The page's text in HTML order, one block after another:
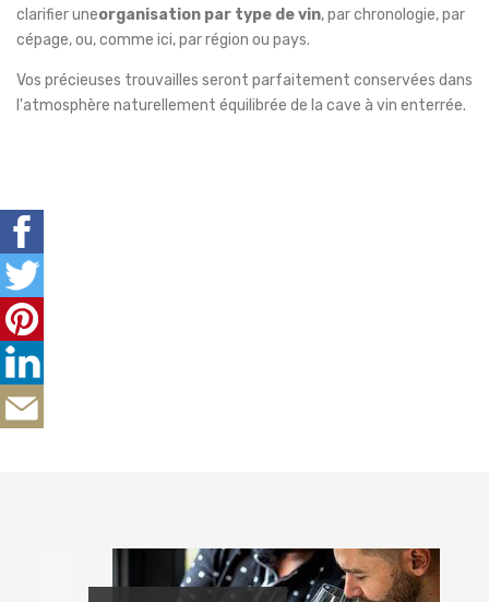
clarifier uneorganisation par type de vin, par chronologie, par
cépage, ou, comme ici, par région ou pays.
Vos précieuses trouvailles seront parfaitement conservées dans
l'atmosphère naturellement équilibrée de la cave à vin enterrée.
Précédent